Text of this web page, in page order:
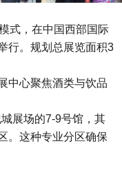
式，在中国西部国际
行。规划总展览面积3
中心聚焦酒类与饮品
展场的7-9号馆，其
。这种专业分区确保